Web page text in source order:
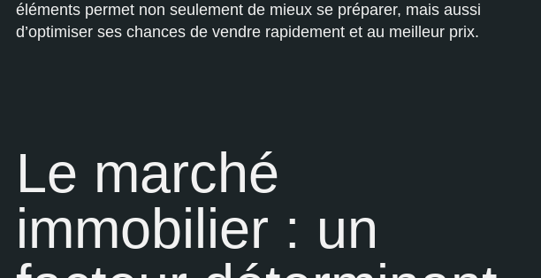
éléments permet non seulement de mieux se préparer, mais aussi
d’optimiser ses chances de vendre rapidement et au meilleur prix.
Le marché
immobilier : un